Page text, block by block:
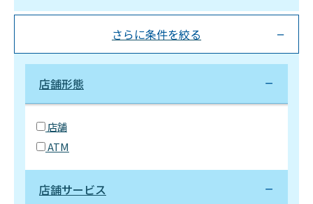
さらに条件を絞る
店舗形態
店舗
ATM
店舗サービス